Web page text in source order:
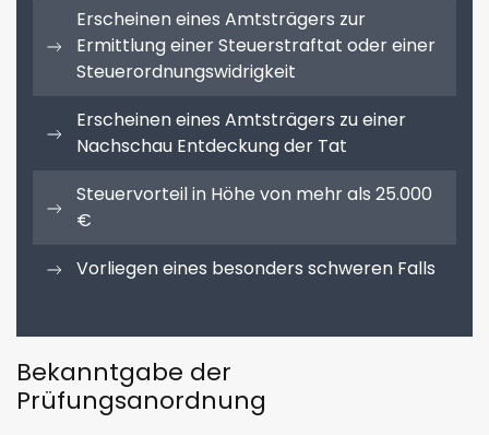
Erscheinen eines Amtsträgers zur
Ermittlung einer Steuerstraftat oder einer
Steuerordnungswidrigkeit
Erscheinen eines Amtsträgers zu einer
Nachschau Entdeckung der Tat
Steuervorteil in Höhe von mehr als 25.000
€
Vorliegen eines besonders schweren Falls
Bekanntgabe der
Prüfungsanordnung